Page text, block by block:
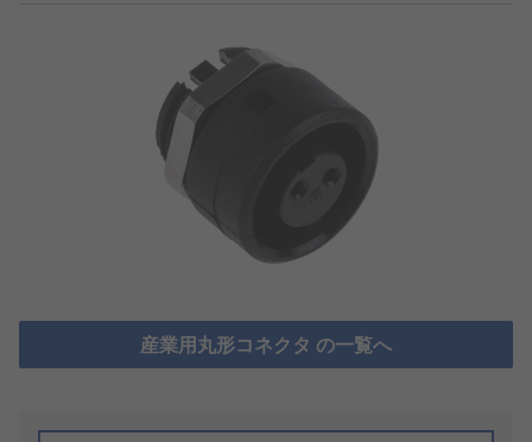
産業用丸形コネクタ の一覧へ